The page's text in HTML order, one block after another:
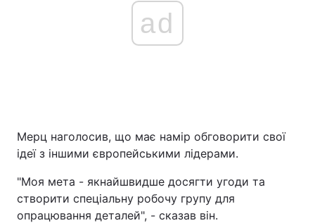
ad
Мерц наголосив, що має намір обговорити свої
ідеї з іншими європейськими лідерами.
"Моя мета - якнайшвидше досягти угоди та
створити спеціальну робочу групу для
опрацювання деталей", - сказав він.